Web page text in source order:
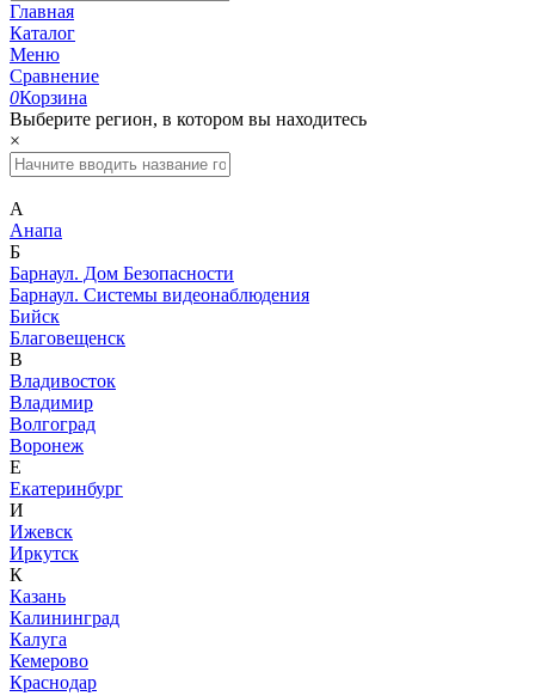
Главная
Каталог
Меню
Сравнение
0Корзина
Выберите регион, в котором вы находитесь
×
А
Анапа
Б
Барнаул. Дом Безопасности
Барнаул. Системы видеонаблюдения
Бийск
Благовещенск
В
Владивосток
Владимир
Волгоград
Воронеж
Е
Екатеринбург
И
Ижевск
Иркутск
К
Казань
Калининград
Калуга
Кемерово
Краснодар